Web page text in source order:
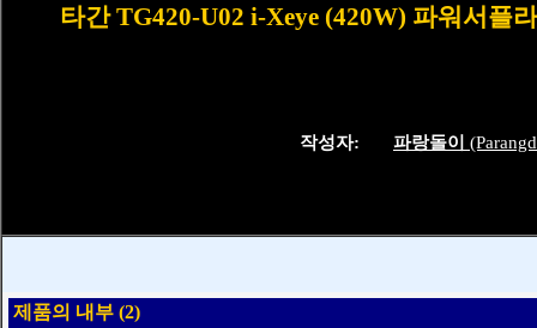
타간TG420-U02 i-Xeye (420W) 파워서플
작성자: 파랑돌이
제품의 내부 (2)